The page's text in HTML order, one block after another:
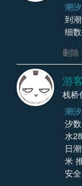
潮
到
细
删除
游
栈桥
潮
汐
水
日
米
安